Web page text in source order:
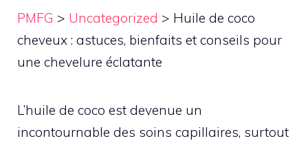
PMFG > Uncategorized > Huile de coco
cheveux : astuces, bienfaits et conseils pour
une chevelure éclatante
L’huile de coco est devenue un
incontournable des soins capillaires, surtout